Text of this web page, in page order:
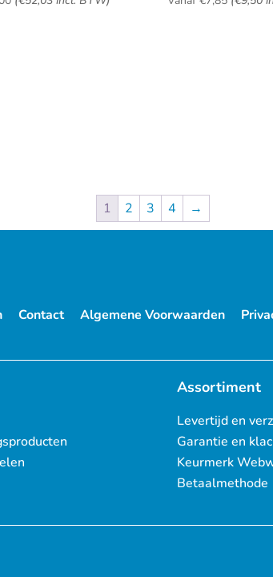
1 2 3 4 →
Contact Algemene Voorwaarden
Assortiment
Levertijd en
Garantie en
Keurmerk
Betaalmethode